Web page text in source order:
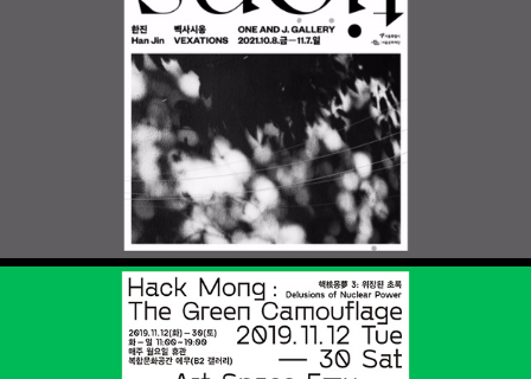
한진 개인전 – 벡사시옹